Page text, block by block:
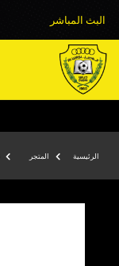
البث المباشر
الرئيسية المتجر